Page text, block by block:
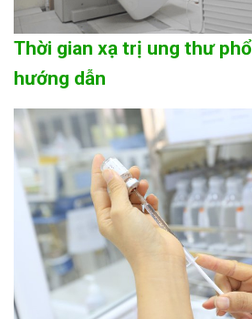
Thời gian xạ trị ung thư
hướng dẫn